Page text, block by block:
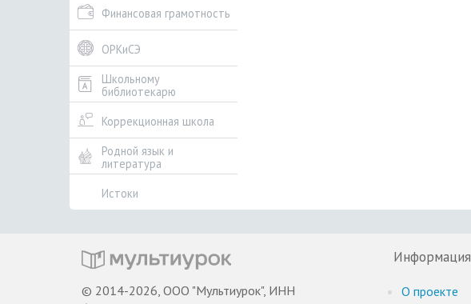
Финансовая грамотность
ОРКиСЭ
Школьному
библиотекарю
Коррекционная школа
Родной язык и
литература
Истоки
© 2014-2026, ООО "Мультиурок", ИНН
Информация
О проекте